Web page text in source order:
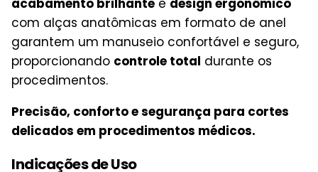
acabamento brilhante e design ergonômico
com alças anatômicas em formato de anel
garantem um manuseio confortável e seguro,
proporcionando controle total durante os
procedimentos.
Precisão, conforto e segurança para cortes
delicados em procedimentos médicos.
Indicações de Uso